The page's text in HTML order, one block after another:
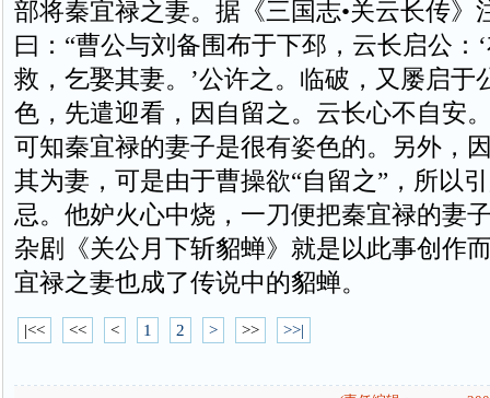
部将秦宜禄之妻。据《三国志•关云长传》
曰：“曹公与刘备围布于下邳，云长启公：
救，乞娶其妻。’公许之。临破，又屡启于
色，先遣迎看，因自留之。云长心不自安
可知秦宜禄的妻子是很有姿色的。另外，
其为妻，可是由于曹操欲“自留之”，所以
忌。他妒火心中烧，一刀便把秦宜禄的妻
杂剧《关公月下斩貂蝉》就是以此事创作
宜禄之妻也成了传说中的貂蝉。
|<< << < 1 2 > >> >>|